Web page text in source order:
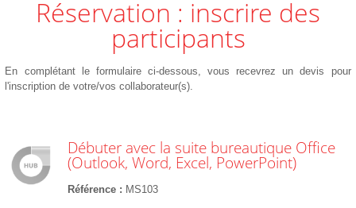
Réservation : inscrire des
participants
En complétant le formulaire ci-dessous, vous recevrez un devis pour
l'inscription de votre/vos collaborateur(s).
Débuter avec la suite bureautique Office
(Outlook, Word, Excel, PowerPoint)
Référence MS103